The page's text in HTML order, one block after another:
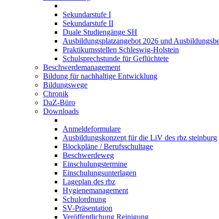
Sekundarstufe I
Sekundarstufe II
Duale Studiengänge SH
Ausbildungsplatzangebot 2026 und
Praktikumsstellen Schleswig-Holstein
Schulsprechstunde für Geflüchtete
Beschwerdemanagement
Bildung für nachhaltige Entwicklung
Bildungswege
Chronik
DaZ-Büro
Downloads
Anmeldeformulare
Ausbildungskonzept für die LiV des rbz steinburg
Blockpläne / Berufsschultage
Beschwerdeweg
Einschulungstermine
Einschulungsunterlagen
Lageplan des rbz
Hygienemanagement
Schulordnung
SV-Präsentation
Veröffentlichung Reinigung